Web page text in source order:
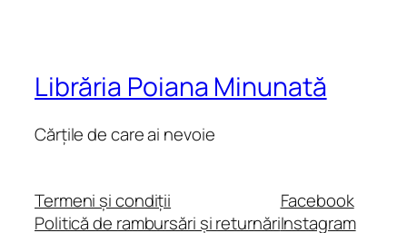
Librăria Poiana Minunată
Cărțile de care ai nevoie
Termeni și condiții
Politică de rambursări și returnări
Facebook
Instagram